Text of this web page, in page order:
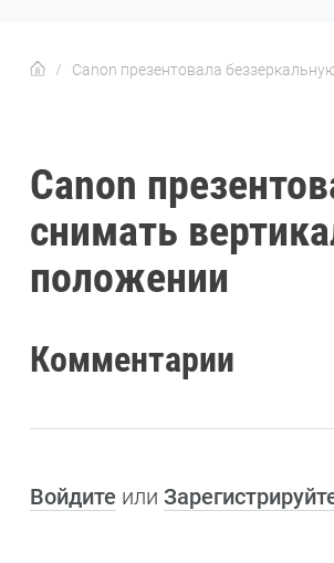
Canon презентовала
Canon
снимать
положении
Комментарии
Войдите или